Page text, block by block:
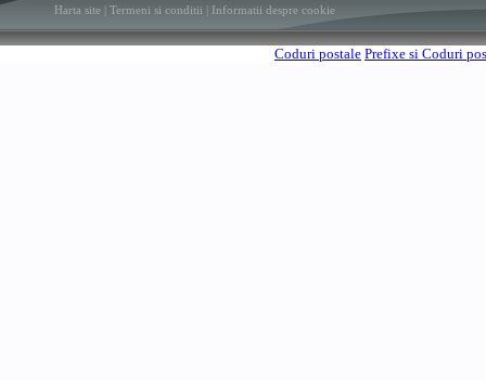
Harta site Termeni si conditii Informatii despre cookie
Coduri postale Prefixe si Coduri